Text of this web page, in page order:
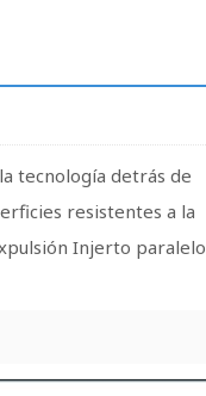
tecnología detrás de
resistentes a la
Injerto paralelo